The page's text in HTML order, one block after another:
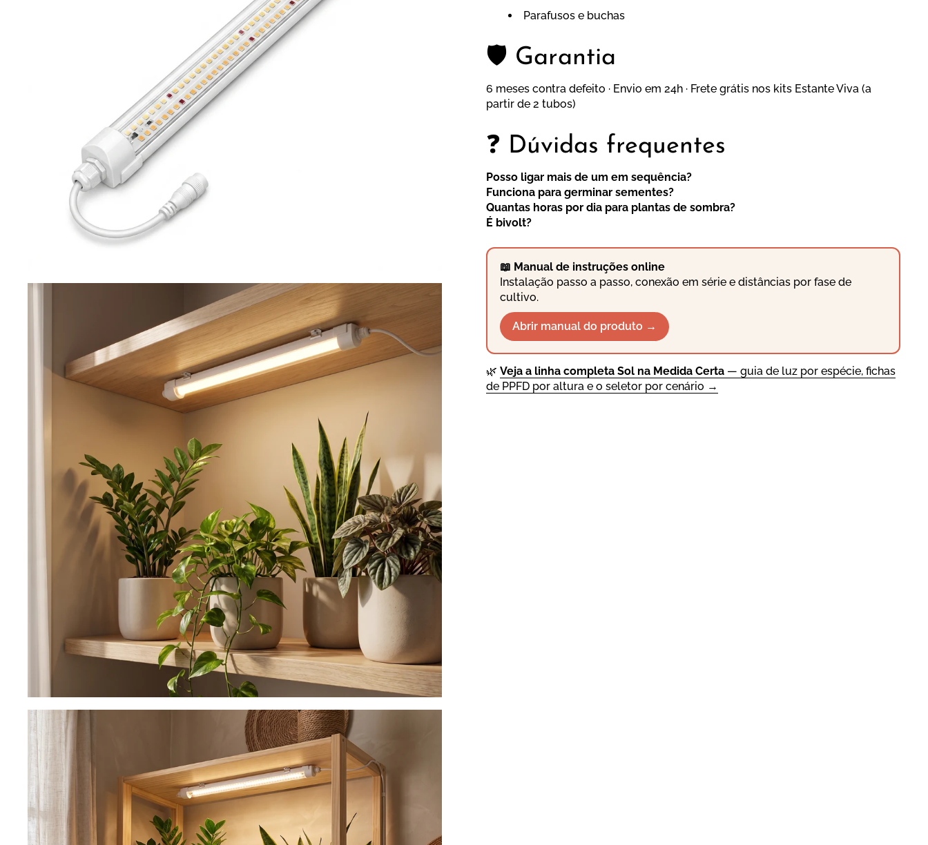
Parafusos e buchas
🛡️ Garantia
6 meses contra defeito · Envio em 24h · Frete grátis nos kits Estante Viva (a
partir de 2 tubos)
❓ Dúvidas frequentes
Posso ligar mais de um em sequência?
Funciona para germinar sementes?
Quantas horas por dia para plantas de sombra?
É bivolt?
📖 Manual de instruções online
Instalação passo a passo, conexão em série e distâncias por fase de
cultivo.
Abrir manual do produto →
🌿 Veja a linha completa Sol na Medida Certa — guia de luz por espécie, fichas
de PPFD por altura e o seletor por cenário →